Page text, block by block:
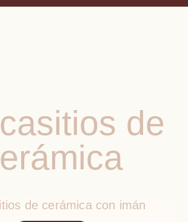
de
de cerámica con imán